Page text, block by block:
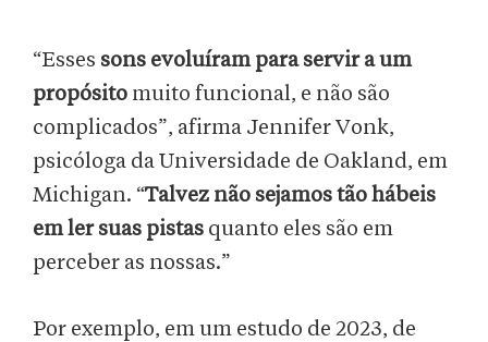
“Esses sons evoluíram para servir a um
propósito muito funcional, e não são
complicados”, afirma Jennifer Vonk,
psicóloga da Universidade de Oakland, em
Michigan. “Talvez não sejamos tão hábeis
em ler suas pistas quanto eles são em
perceber as nossas.”
Por exemplo, em um estudo de 2023, de